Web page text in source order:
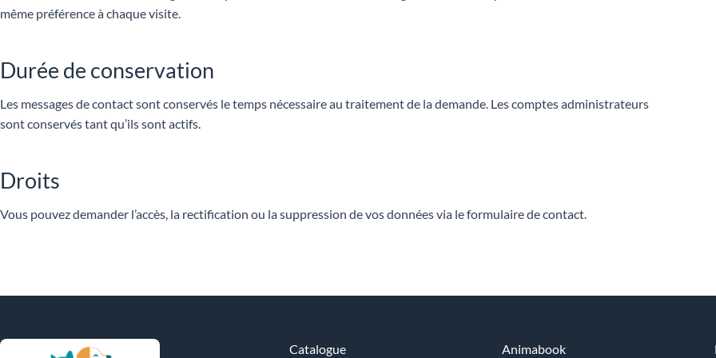
même préférence à chaque visite.
Durée de conservation
Les messages de contact sont conservés le temps nécessaire au traitement de la demande. Les comptes administrateurs
sont conservés tant qu’ils sont actifs.
Droits
Vous pouvez demander l’accès, la rectification ou la suppression de vos données via le formulaire de contact.
Catalogue Animabook